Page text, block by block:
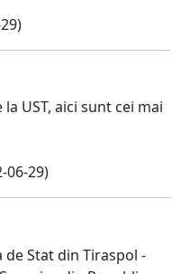
UST, aici sunt cei mai
06-29)
Stat din Tiraspol -